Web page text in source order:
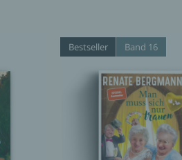
Bestseller Band 16